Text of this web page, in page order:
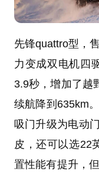
先锋quattro型，
力变成双电机四
3.9秒，增加了越
续航降到635km
吸门升级为电动
皮，还可以选22
置性能有提升，